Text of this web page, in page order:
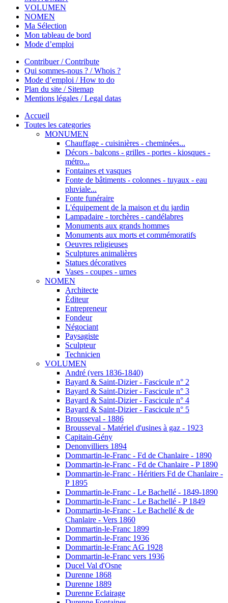
VOLUMEN
NOMEN
Ma Sélection
Mon tableau de bord
Mode d’emploi
Contribuer / Contribute
Qui sommes-nous ? / Whois ?
Mode d’emploi / How to do
Plan du site / Sitemap
Mentions légales / Legal datas
Accueil
Toutes les categories
MONUMEN
Chauffage - cuisinières - cheminées...
Décors - balcons - grilles - portes - kiosques -
métro...
Fontaines et vasques
Fonte de bâtiments - colonnes - tuyaux - eau
pluviale...
Fonte funéraire
L'équipement de la maison et du jardin
Lampadaire - torchères - candélabres
Monuments aux grands hommes
Monuments aux morts et commémoratifs
Oeuvres religieuses
Sculptures animalières
Statues décoratives
Vases - coupes - urnes
NOMEN
Architecte
Éditeur
Entrepreneur
Fondeur
Négociant
Paysagiste
Sculpteur
Technicien
VOLUMEN
André (vers 1836-1840)
Bayard & Saint-Dizier - Fascicule n° 2
Bayard & Saint-Dizier - Fascicule n° 3
Bayard & Saint-Dizier - Fascicule n° 4
Bayard & Saint-Dizier - Fascicule n° 5
Brousseval - 1886
Brousseval - Matériel d'usines à gaz - 1923
Capitain-Gény
Denonvilliers 1894
Dommartin-le-Franc - Fd de Chanlaire - 1890
Dommartin-le-Franc - Fd de Chanlaire - P 1890
Dommartin-le-Franc - Héritiers Fd de Chanlaire -
P 1895
Dommartin-le-Franc - Le Bachellé - 1849-1890
Dommartin-le-Franc - Le Bachellé - P 1849
Dommartin-le-Franc - Le Bachellé & de
Chanlaire - Vers 1860
Dommartin-le-Franc 1899
Dommartin-le-Franc 1936
Dommartin-le-Franc AG 1928
Dommartin-le-Franc vers 1936
Ducel Val d'Osne
Durenne 1868
Durenne 1889
Durenne Eclairage